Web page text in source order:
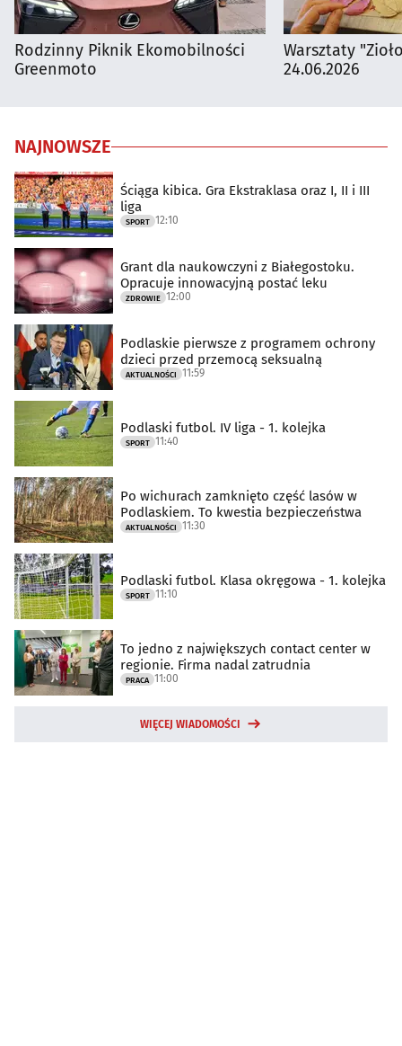
Rodzinny Piknik Ekomobilności
Greenmoto
Warsztaty
24.06.2026
NAJNOWSZE
Ściąga kibica. Gra Ekstraklasa oraz I, II i III
liga
SPORT 12:10
Grant dla naukowczyni z Białegostoku.
Opracuje innowacyjną postać leku
ZDROWIE 12:00
Podlaskie pierwsze z programem ochrony
dzieci przed przemocą seksualną
AKTUALNOŚCI 11:59
Podlaski futbol. IV liga - 1. kolejka
SPORT 11:40
Po wichurach zamknięto część lasów w
Podlaskiem. To kwestia bezpieczeństwa
AKTUALNOŚCI 11:30
Podlaski futbol. Klasa okręgowa - 1. kolejka
SPORT 11:10
To jedno z największych contact center w
regionie. Firma nadal zatrudnia
PRACA 11:00
WIĘCEJ WIADOMOŚCI